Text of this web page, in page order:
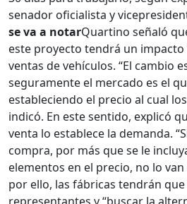
senador oficialista y
se va a notarQuartino señaló
este proyecto tendrá un impacto
ventas de vehículos. “El cambio
seguramente el mercado es el
estableciendo el precio al cual
indicó. En este sentido, explicó
venta lo establece la demanda.
compra, por más que se le
elementos en el precio, no lo
por ello, las fábricas tendrán